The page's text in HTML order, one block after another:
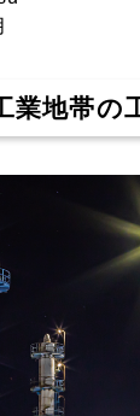
地帯の